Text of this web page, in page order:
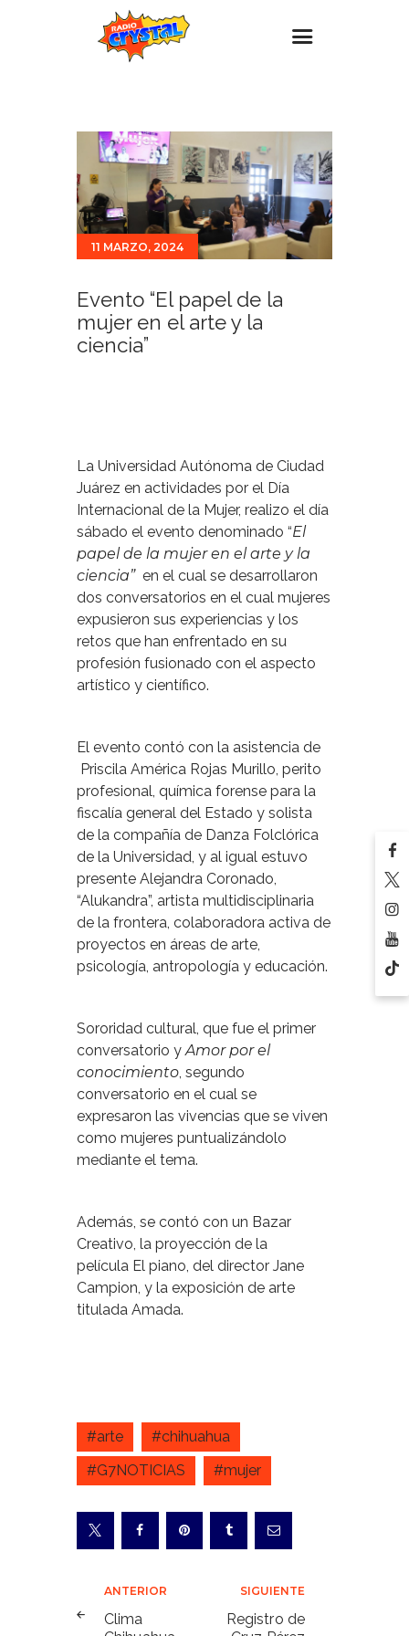
Estaciones
Eventos
Promociones
Noticias
Contacto
11 MARZO, 2024
Evento “El papel de la
mujer en el arte y la
ciencia”
La Universidad Autónoma de Ciudad
Juárez en actividades por el Día
Internacional de la Mujer, realizo el día
sábado el evento denominado “El
papel de la mujer en el arte y la
ciencia”en el cual se desarrollaron
dos conversatorios en el cual mujeres
expusieron sus experiencias y los
retos que han enfrentado en su
profesión fusionado con el aspecto
artístico y científico.
El evento contó con la asistencia de
Priscila América Rojas Murillo, perito
profesional, química forense para la
fiscalía general del Estado y solista
de la compañía de Danza Folclórica
de la Universidad, y al igual estuvo
presente Alejandra Coronado,
“Alukandra”, artista multidisciplinaria
de la frontera, colaboradora activa de
proyectos en áreas de arte,
psicología, antropología y educación.
Sororidad cultural, que fue el primer
conversatorio yAmor por el
conocimiento, segundo
conversatorio en el cual se
expresaron las vivencias que se viven
como mujeres puntualizándolo
mediante el tema.
Además, se contó con un Bazar
Creativo, la proyección de la
película El piano, del director Jane
Campion, y la exposición de arte
titulada Amada.
#arte
#chihuahua
#G7NOTICIAS
#mujer
Navegación
de
ANTERIOR
Clima
SIGUIENTE
Registro de